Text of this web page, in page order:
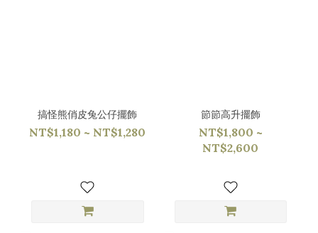
搞怪熊俏皮兔公仔擺飾
NT$1,180 ~ NT$1,280
節節高升擺飾
NT$1,800 ~
NT$2,600